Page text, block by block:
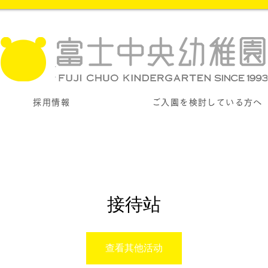
採用情報 ご入園を検討している方へ
接待站
查看其他活动